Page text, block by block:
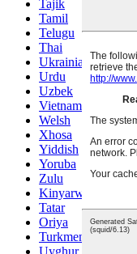
Tajik
Tamil
Telugu
Thai
Ukrainian
Urdu
Uzbek
Vietnamese
Welsh
Xhosa
Yiddish
Yoruba
Zulu
Kinyarwanda
Tatar
Oriya
Turkmen